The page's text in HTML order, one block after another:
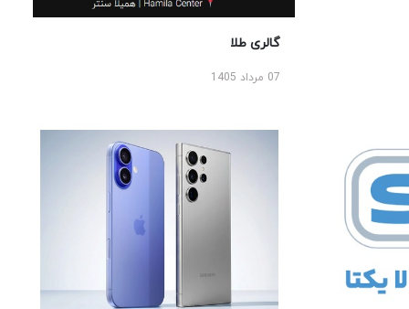
گالری طلا
07 مرداد 1405